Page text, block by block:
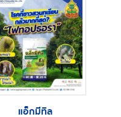
แอ็กมีทิล